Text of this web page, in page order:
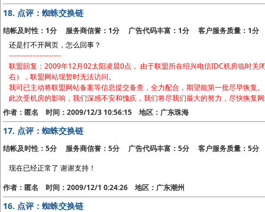
18. 点评：蜘蛛交换链
结帐及时性：1分 服务商信誉：1分 广告代码丰富：1分 客户服务质量：1分
还是打不开网页，怎么回事？
----------------------
联盟回复：2009年12月02太阳凌晨0点， 由于联盟所在绍兴电信IDC机房临时关
右），联盟网站现暂时无法访问。
我司已主动将联盟网站备案等信息提交备查，全力配合，期望能第一批尽早恢复。
此次受机房的影响，我们深感不安和愧疚，我们将尽我们最大的努力，尽快恢复
作者：匿名 时间：2009/12/3 10:56:15 地区：广东珠海
17. 点评：蜘蛛交换链
结帐及时性：5分 服务商信誉：5分 广告代码丰富：5分 客户服务质量：5分
现在已经正常了 谢谢支持！
作者：匿名 时间：2009/12/1 0:24:26 地区：广东潮州
16. 点评：蜘蛛交换链